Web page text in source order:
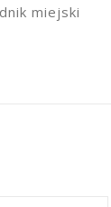
miejski